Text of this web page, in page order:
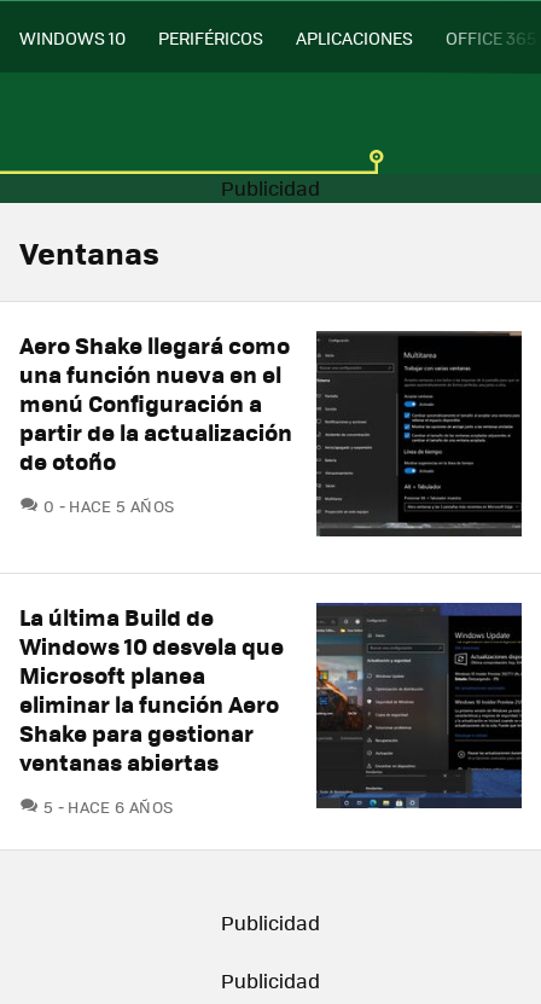
WINDOWS 10 PERIFÉRICOS APLICACIONES OFFICE 365
Ventanas
Aero Shake llegará como
una función nueva en el
menú Configuración a
partir de la actualización
de otoño
0 COMENTARIOS
HACE 5 AÑOS
La última Build de
Windows 10 desvela que
Microsoft planea
eliminar la función Aero
Shake para gestionar
ventanas abiertas
5 COMENTARIOS
HACE 6 AÑOS